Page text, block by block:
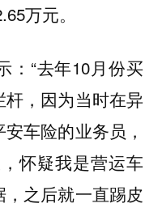
万元。
：“去年10月份买
，因为当时在异
车险的业务员，
怀疑我是营运车
之后就一直踢皮